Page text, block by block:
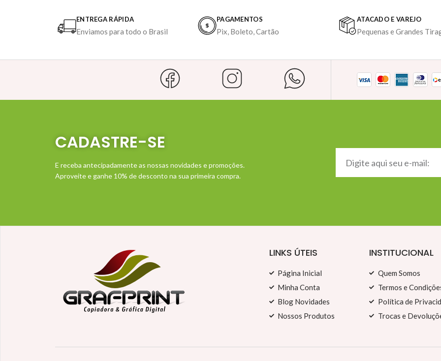
ENTREGA RÁPIDA
Enviamos para todo o Brasil
PAGAMENTOS
Pix, Boleto, Cartão
ATACADO E VAREJO
Pequenas e Grandes
CADASTRE-SE
E receba antecipadamente as nossas novidades e promoções.
Aproveite e ganhe 10% de desconto na sua primeira compra.
LINKS ÚTEIS
Página Inicial
Minha Conta
Blog Novidades
Nossos Produtos
INSTITUCIONAL
Quem Somos
Termos e
Política de
Trocas e